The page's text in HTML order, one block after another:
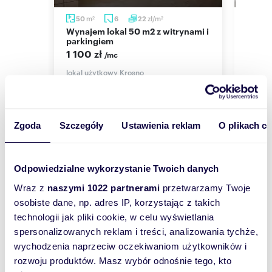
Zgoda Szczegóły Ustawienia reklam O plikach
Odpowiedzialne wykorzystanie Twoich danych
Wraz z naszymi 1022 partnerami przetwarzamy Twoje
osobiste dane, np. adres IP, korzystając z takich
technologii jak pliki cookie, w celu wyświetlania
spersonalizowanych reklam i treści, analizowania tychże,
wychodzenia naprzeciw oczekiwaniom użytkowników i
rozwoju produktów. Masz wybór odnośnie tego, kto
13 4
pokaż telefon
krosnob
50 m2 6 22 zł/m2
Wynajem lokal 50 m2 z witrynami i
parkingiem
1 100 zł /mc
lokal użytkowy Krosno
Wyślij
wiadomość
To najlepszy
sposób, aby
właściciel
oferty